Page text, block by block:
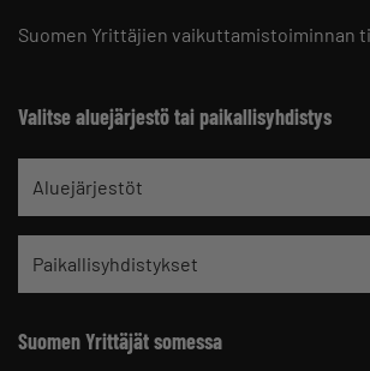
Suomen Yrittäjien vaikuttamistoiminnan
Valitse aluejärjestö tai paikallisyhdistys
Aluejärjestöt
Paikallisyhdistykset
Suomen Yrittäjät somessa